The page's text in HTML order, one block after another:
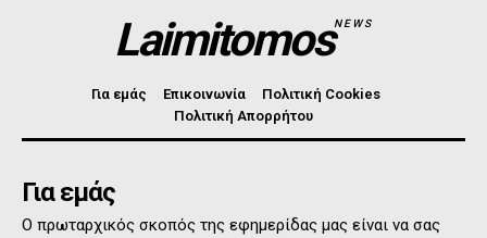
LaimitomosNEWS
Για εμάς Επικοινωνία
Πολιτική Cookies
Πολιτική Απορρήτου
Για εμάς
Ο πρωταρχικός σκοπός της εφημερίδας μας είναι να σας